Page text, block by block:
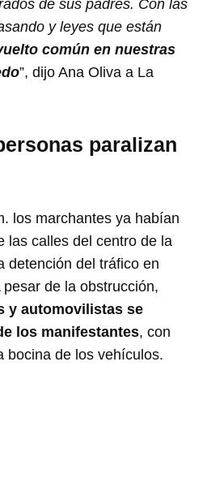
de sus padres. Con las
y leyes que están
común en nuestras
”, dijo Ana Oliva a La
paralizan
los marchantes ya habían
las calles del centro de la
detención del tráfico en
de la obstrucción,
y automovilistas se
los manifestantes, con
bocina de los vehículos.